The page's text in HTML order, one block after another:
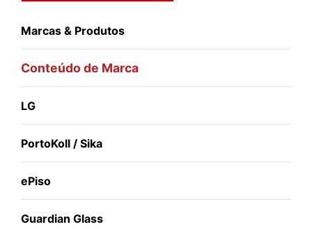
Marcas & Produtos
Conteúdo de Marca
LG
PortoKoll / Sika
ePiso
Guardian Glass